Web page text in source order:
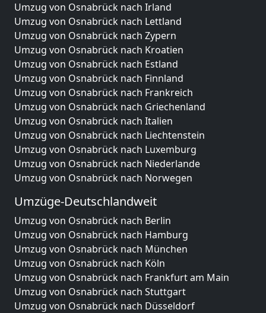
Umzug von Osnabrück nach Irland
Umzug von Osnabrück nach Lettland
Umzug von Osnabrück nach Zypern
Umzug von Osnabrück nach Kroatien
Umzug von Osnabrück nach Estland
Umzug von Osnabrück nach Finnland
Umzug von Osnabrück nach Frankreich
Umzug von Osnabrück nach Griechenland
Umzug von Osnabrück nach Italien
Umzug von Osnabrück nach Liechtenstein
Umzug von Osnabrück nach Luxemburg
Umzug von Osnabrück nach Niederlande
Umzug von Osnabrück nach Norwegen
Umzüge-Deutschlandweit
Umzug von Osnabrück nach Berlin
Umzug von Osnabrück nach Hamburg
Umzug von Osnabrück nach München
Umzug von Osnabrück nach Köln
Umzug von Osnabrück nach Frankfurt am Main
Umzug von Osnabrück nach Stuttgart
Umzug von Osnabrück nach Düsseldorf